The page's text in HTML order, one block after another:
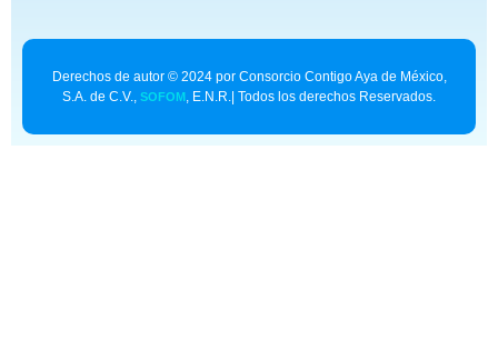
Derechos de autor © 2024 por Consorcio Contigo Aya de México,
S.A. de C.V., SOFOM, E.N.R.| Todos los derechos Reservados.